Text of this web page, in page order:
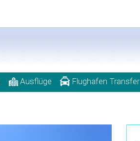
Ausflüge Flughafen Transfer